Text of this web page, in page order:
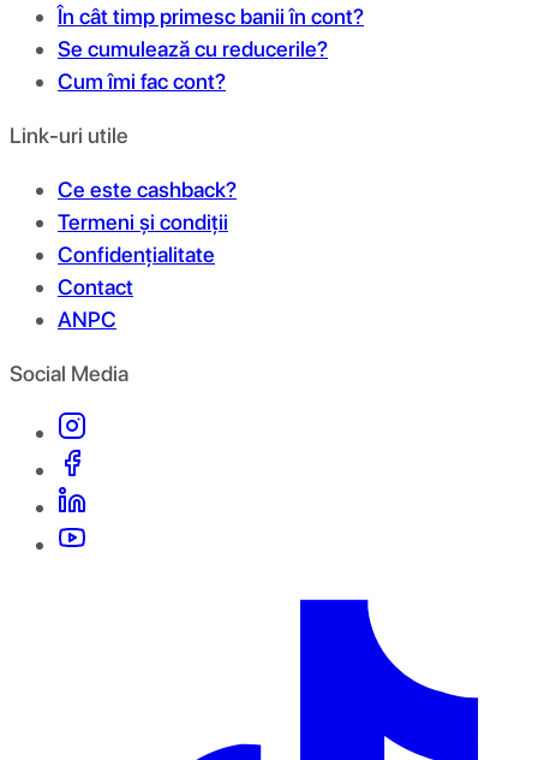
În cât timp primesc banii în cont?
Se cumulează cu reducerile?
Cum îmi fac cont?
Link-uri utile
Ce este cashback?
Termeni și condiții
Confidențialitate
Contact
ANPC
Social Media